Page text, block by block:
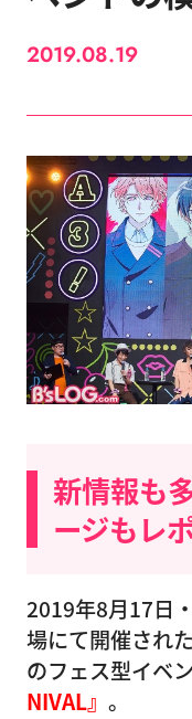
2019.08.19
新情報も
ージもレ
2019年8月17日
場にて開催された
のフェス型イベン
NIVAL』 。